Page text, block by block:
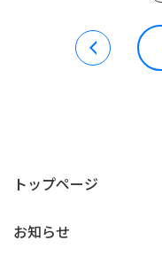
トップページ
お知らせ